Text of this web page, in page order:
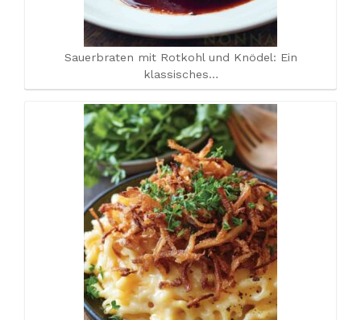
Sauerbraten mit Rotkohl und Knödel: Ein
klassisches…